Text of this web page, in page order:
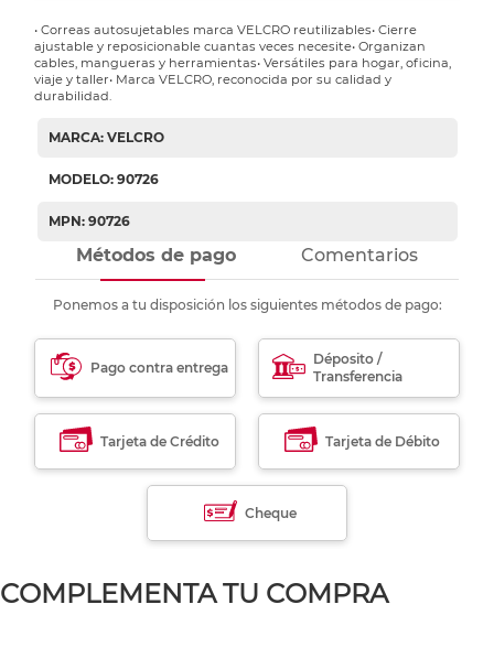
• Correas autosujetables marca VELCRO reutilizables• Cierre
ajustable y reposicionable cuantas veces necesite• Organizan
cables, mangueras y herramientas• Versátiles para hogar, oficina,
viaje y taller• Marca VELCRO, reconocida por su calidad y
durabilidad.
MARCA: VELCRO
MODELO: 90726
MPN: 90726
Métodos de pago Comentarios
Ponemos a tu disposición los siguientes métodos de pago:
Pago contra entrega
Déposito /
Transferencia
Tarjeta de Crédito Tarjeta de Débito
Cheque
COMPLEMENTA TU COMPRA